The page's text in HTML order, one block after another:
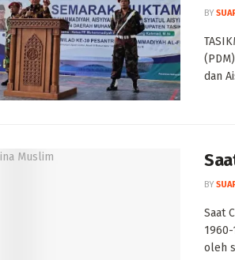
BY
dan
BY
Saat
oleh